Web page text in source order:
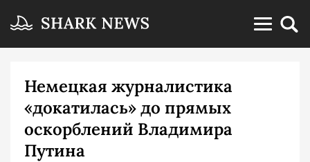
Немецкая журналистика
«докатилась» до прямых
оскорблений Владимира
Путина